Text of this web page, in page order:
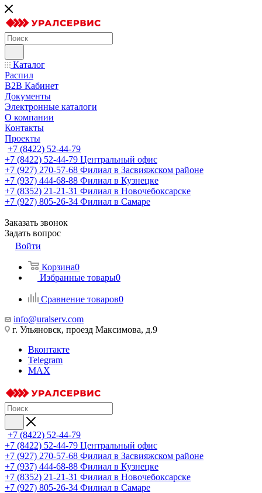
Каталог
Распил
B2B Кабинет
Документы
Электронные каталоги
О компании
Контакты
Проекты
+7 (8422) 52-44-79
+7 (8422) 52-44-79 Центральный офис
+7 (927) 270-57-68 Филиал в Засвияжском районе
+7 (937) 444-68-88 Филиал в Кузнецке
+7 (8352) 21-21-31 Филиал в Новочебоксарске
+7 (927) 805-26-34 Филиал в Самаре
Заказать звонок
Задать вопрос
Войти
Корзина0
Избранные товары0
Сравнение товаров0
info@uralserv.com
г. Ульяновск, проезд Максимова, д.9
Вконтакте
Telegram
MAX
+7 (8422) 52-44-79
+7 (8422) 52-44-79 Центральный офис
+7 (927) 270-57-68 Филиал в Засвияжском районе
+7 (937) 444-68-88 Филиал в Кузнецке
+7 (8352) 21-21-31 Филиал в Новочебоксарске
+7 (927) 805-26-34 Филиал в Самаре